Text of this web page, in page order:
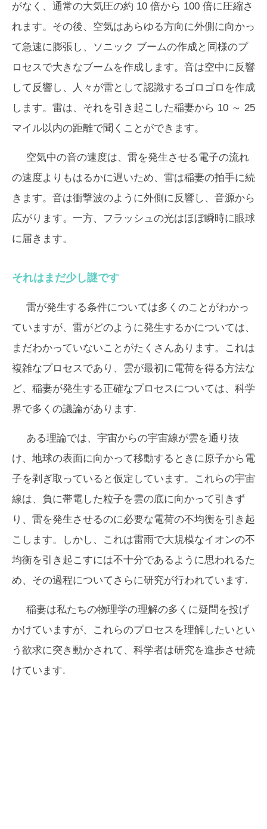
がなく、通常の大気圧の約 10 倍から 100 倍に圧縮さ
れます。その後、空気はあらゆる方向に外側に向かっ
て急速に膨張し、ソニック ブームの作成と同様のプ
ロセスで大きなブームを作成します。音は空中に反響
して反響し、人々が雷として認識するゴロゴロを作成
します。雷は、それを引き起こした稲妻から 10 ～ 25
マイル以内の距離で聞くことができます。
空気中の音の速度は、雷を発生させる電子の流れ
の速度よりもはるかに遅いため、雷は稲妻の拍手に続
きます。音は衝撃波のように外側に反響し、音源から
広がります。一方、フラッシュの光はほぼ瞬時に眼球
に届きます。
それはまだ少し謎です
雷が発生する条件については多くのことがわかっ
ていますが、雷がどのように発生するかについては、
まだわかっていないことがたくさんあります。これは
複雑なプロセスであり、雲が最初に電荷を得る方法な
ど、稲妻が発生する正確なプロセスについては、科学
界で多くの議論があります.
ある理論では、宇宙からの宇宙線が雲を通り抜
け、地球の表面に向かって移動するときに原子から電
子を剥ぎ取っていると仮定しています。これらの宇宙
線は、負に帯電した粒子を雲の底に向かって引きず
り、雷を発生させるのに必要な電荷の不均衡を引き起
こします。しかし、これは雷雨で大規模なイオンの不
均衡を引き起こすには不十分であるように思われるた
め、その過程についてさらに研究が行われています.
稲妻は私たちの物理学の理解の多くに疑問を投げ
かけていますが、これらのプロセスを理解したいとい
う欲求に突き動かされて、科学者は研究を進歩させ続
けています.